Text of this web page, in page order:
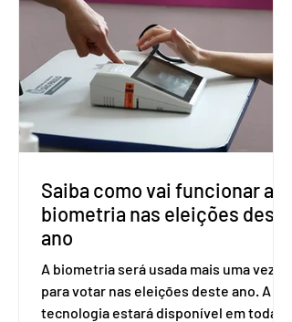
prolongada e pode ser tomado a cada
dois meses. O pedido de inclusão vai
ser encaminhado pelo Ministério da
Saúde à Comissão Nacional de
Incorporação de Novas Tecnologias no
SUS (Conitec) na semana que vem. A
Conitec é um colegiado
Saiba como vai funcionar a
biometria nas eleições deste
ano
A biometria será usada mais uma vez
para votar nas eleições deste ano. A
tecnologia estará disponível em todas